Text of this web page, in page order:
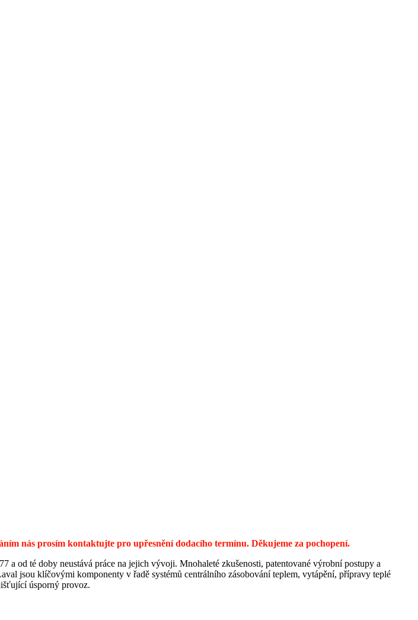
nás prosím kontaktujte pro upřesnění dodacího termínu. Děkujeme za pochopení.
od té doby neustává práce na jejich vývoji. Mnohaleté zkušenosti, patentované výrobní postupy a
jsou klíčovými komponenty v řadě systémů centrálního zásobování teplem, vytápění, přípravy teplé
úsporný provoz.